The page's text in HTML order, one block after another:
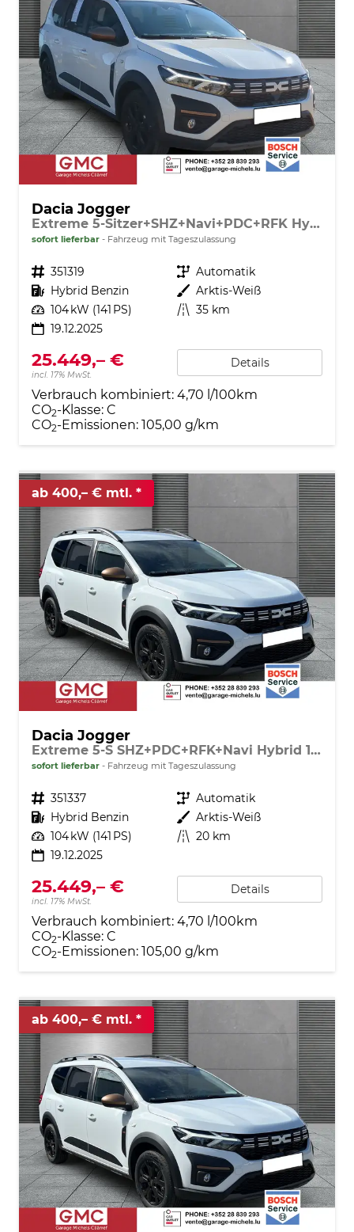
Dacia Jogger
Extreme 5-Sitzer+SHZ+Navi+PDC+RFK Hybrid 140
sofort lieferbar Fahrzeug mit Tageszulassung
Fahrzeugnr. 351319 Getriebe Automatik
Kraftstoff Hybrid Benzin Außenfarbe Arktis-Weiß
Leistung 104 kW (141 PS) Kilometerstand 35 km
19.12.2025
25.449,– €
incl. 17% MwSt.
Details
Verbrauch kombiniert: 4,70 l/100km
CO2-Klasse: C
CO2-Emissionen: 105,00 g/km
ab 400,– € mtl.
Dacia Jogger
Extreme 5-S SHZ+PDC+RFK+Navi Hybrid 140
sofort lieferbar Fahrzeug mit Tageszulassung
Fahrzeugnr. 351337 Getriebe Automatik
Kraftstoff Hybrid Benzin Außenfarbe Arktis-Weiß
Leistung 104 kW (141 PS) Kilometerstand 20 km
19.12.2025
25.449,– €
incl. 17% MwSt.
Details
Verbrauch kombiniert: 4,70 l/100km
CO2-Klasse: C
CO2-Emissionen: 105,00 g/km
ab 400,– € mtl.